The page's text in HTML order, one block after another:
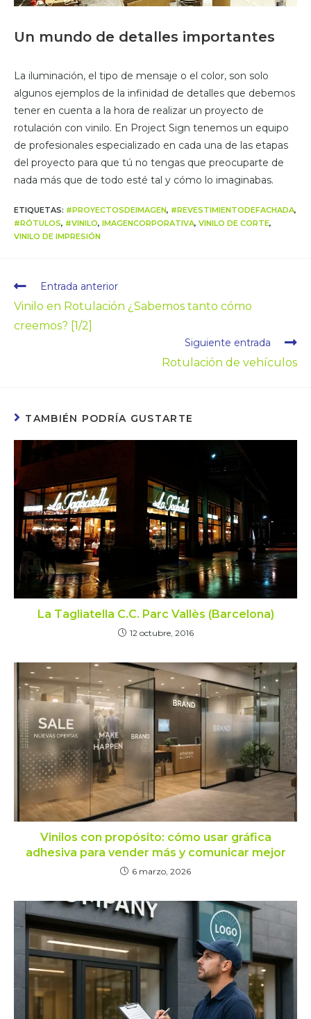
Un mundo de detalles importantes
La iluminación, el tipo de mensaje o el color, son solo
algunos ejemplos de la infinidad de detalles que debemos
tener en cuenta a la hora de realizar un proyecto de
rotulación con vinilo. En Project Sign tenemos un equipo
de profesionales especializado en cada una de las etapas
del proyecto para que tú no tengas que preocuparte de
nada más que de todo esté tal y cómo lo imaginabas.
ETIQUETAS: #PROYECTOSDEIMAGEN, #REVESTIMIENTODEFACHADA,
#RÓTULOS, #VINILO, IMAGENCORPORATIVA, VINILO DE CORTE,
VINILO DE IMPRESIÓN
Entrada anterior
Vinilo en Rotulación ¿Sabemos tanto cómo
creemos? [1/2]
Siguiente entrada
Rotulación de vehículos
TAMBIÉN PODRÍA GUSTARTE
La Tagliatella C.C. Parc Vallès (Barcelona)
12 octubre, 2016
Vinilos con propósito: cómo usar gráfica
adhesiva para vender más y comunicar mejor
6 marzo, 2026